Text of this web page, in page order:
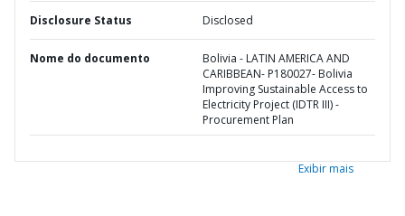
Disclosure Status Disclosed
Nome do documento
Bolivia - LATIN AMERICA AND
CARIBBEAN- P180027- Bolivia
Improving Sustainable Access to
Electricity Project (IDTR III) -
Procurement Plan
Exibir mais